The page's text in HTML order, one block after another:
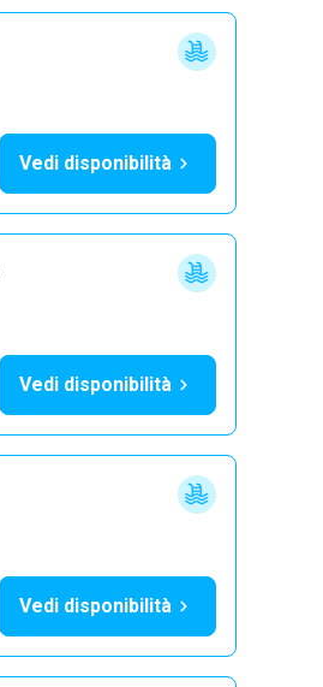
Vedi disponibilità
Vedi disponibilità
Vedi disponibilità